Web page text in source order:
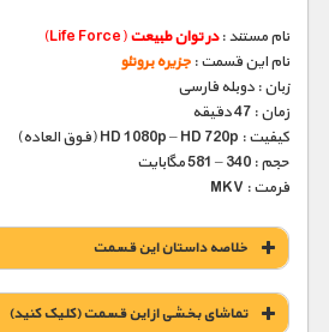
نام مستند :در توان طبیعت(Life Force)
نام این قسمت : جزیره برونئو
زبان : دوبله فارسی
زمان : 47 دقیقه
کیفیت : HD 1080p – HD 720p (فوق العاده)
حجم : 340 – 581 مگابایت
فرمت : MKV
خلاصه داستان این قسمت
تماشای بخشی از این قسمت (کلیک کنید)